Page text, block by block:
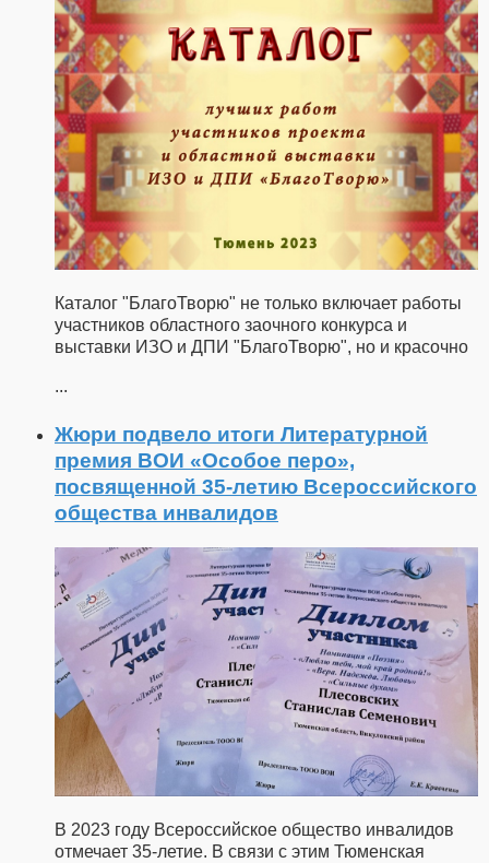
Каталог "БлагоТворю" не только включает работы
участников областного заочного конкурса и
выставки ИЗО и ДПИ "БлагоТворю", но и красочно
...
Жюри подвело итоги Литературной
премия ВОИ «Особое перо»,
посвященной 35-летию Всероссийского
общества инвалидов
В 2023 году Всероссийское общество инвалидов
отмечает 35-летие. В связи с этим Тюменская